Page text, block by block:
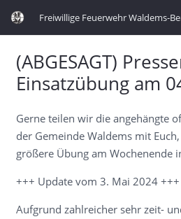
Freiwillige Feuerwehr Waldems-
(ABGESAGT)
Einsatzübung am
Gerne teilen wir die angehängte
der Gemeinde Waldems mit
größere Übung am Wochenende
+++ Update vom 3. Mai 2024 +++
Aufgrund zahlreicher sehr zeit-